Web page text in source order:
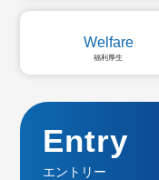
Welfare
福利厚生
Entry
エントリー